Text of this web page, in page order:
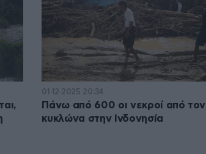
01·12·2025 20:34
Πάνω από 600 οι νεκροί από τον
κυκλώνα στην Ινδονησία